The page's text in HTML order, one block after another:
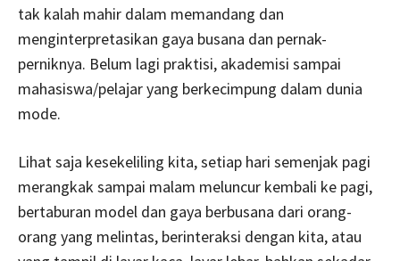
tak kalah mahir dalam memandang dan
menginterpretasikan gaya busana dan pernak-
perniknya. Belum lagi praktisi, akademisi sampai
mahasiswa/pelajar yang berkecimpung dalam dunia
mode.
Lihat saja kesekeliling kita, setiap hari semenjak pagi
merangkak sampai malam meluncur kembali ke pagi,
bertaburan model dan gaya berbusana dari orang-
orang yang melintas, berinteraksi dengan kita, atau